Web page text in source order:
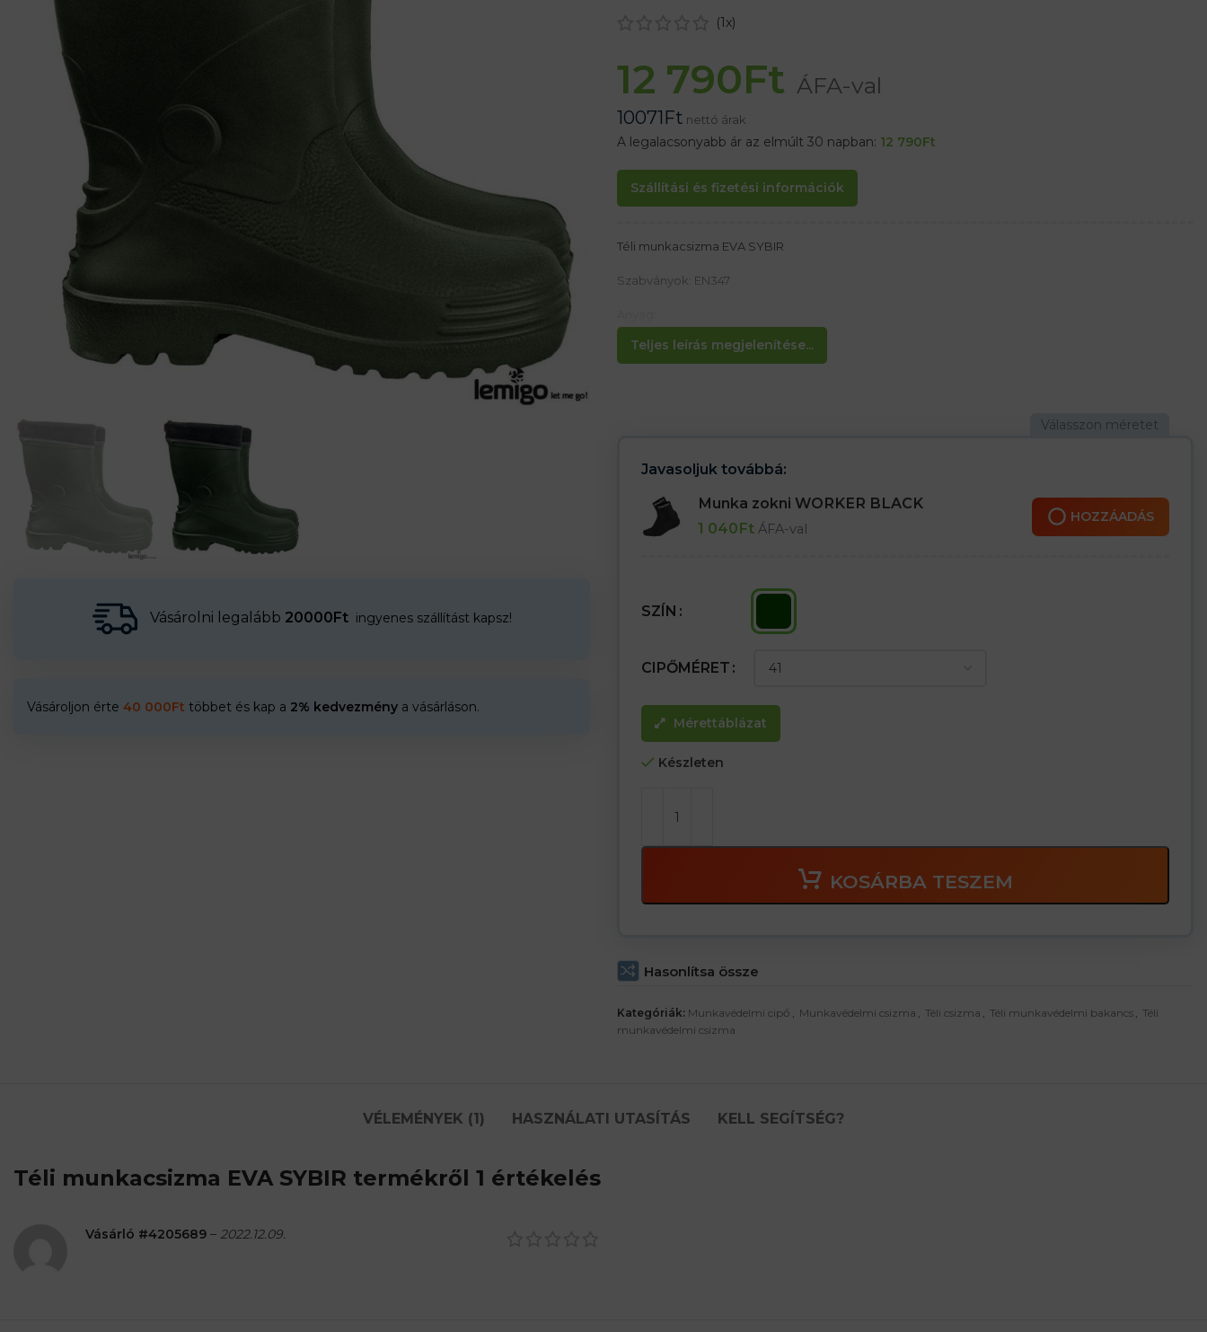
Vásárolni legalább 20000Ft ingyenes szállítást kapsz!
Vásároljon érte 40 000Ft többet és kap a 2% kedvezmény a vásárláson.
(1x)
12 790Ft ÁFA-val
10071Ft nettó árak
A legalacsonyabb ár az elmúlt 30 napban: 12 790Ft
Szállítási és fizetési információk
Teljes leírás megjelenítése...
Téli munkacsizma EVA SYBIR
Szabványok: EN347
EVA anyagból készült
Manchester gallér
Javasoljuk továbbá:
Munka zokni WORKER BLACK
1 040Ft ÁFA-val
HOZZÁADÁS
SZÍN
CIPŐMÉRET
Mérettáblázat
Készleten
KOSÁRBA TESZEM
Hasonlítsa össze
Kategóriák: Munkavédelmi cipő , Munkavédelmi csizma , Téli csizma , Téli munkavédelmi bakancs , Téli
munkavédelmi csizma
VÉLEMÉNYEK (1) HASZNÁLATI UTASÍTÁS KELL SEGÍTSÉG?
Téli munkacsizma EVA SYBIR termékről 1 értékelés
Vásárló #4205689 – 2022.12.09.